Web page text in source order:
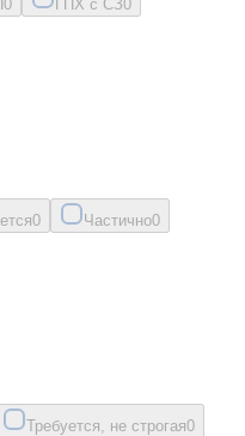
0 ГПХ с СЗ0
0 Частично0
Требуется, не строгая0